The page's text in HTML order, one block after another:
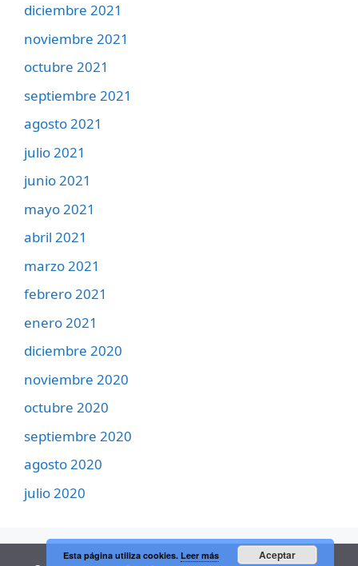
diciembre 2021
noviembre 2021
octubre 2021
septiembre 2021
agosto 2021
julio 2021
junio 2021
mayo 2021
abril 2021
marzo 2021
febrero 2021
enero 2021
diciembre 2020
noviembre 2020
octubre 2020
septiembre 2020
agosto 2020
julio 2020
Esta página utiliza cookies. Leer más Aceptar